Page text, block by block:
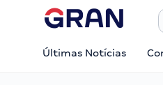
Últimas Notícias